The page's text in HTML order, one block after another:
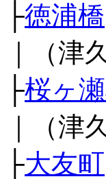
├徳浦橋
｜（
├桜ヶ
｜（津
├大友町